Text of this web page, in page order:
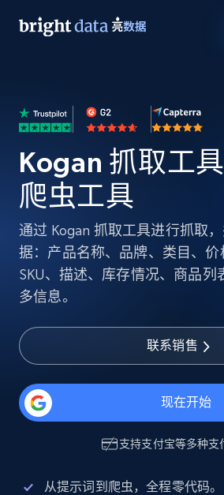
Kogan 抓取工
爬虫工具
通过 Kogan 抓取工具进行抓取
据：产品名称、品牌、类目、价
SKU、描述、库存情况、商品列
多信息。
联系销售
现在开始
支持支付宝等多种支
从提示词到爬虫，全程零代码。